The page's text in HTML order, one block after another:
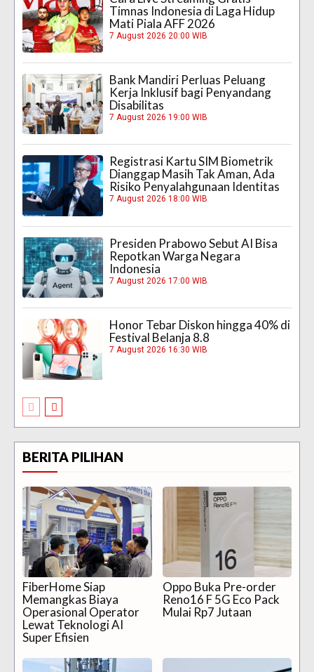
Timnas Indonesia di Laga Hidup
Mati Piala AFF 2026
7 August 2026 20:00 WIB
Bank Mandiri Perluas Peluang
Kerja Inklusif bagi Penyandang
Disabilitas
7 August 2026 19:00 WIB
Registrasi Kartu SIM Biometrik
Dianggap Masih Tak Aman, Ada
Risiko Penyalahgunaan Identitas
7 August 2026 18:00 WIB
Presiden Prabowo Sebut AI Bisa
Repotkan Warga Negara
Indonesia
7 August 2026 17:00 WIB
Honor Tebar Diskon hingga 40% di
Festival Belanja 8.8
7 August 2026 16:30 WIB
BERITA PILIHAN
FiberHome Siap
Memangkas Biaya
Operasional Operator
Lewat Teknologi AI
Super Efisien
Oppo Buka Pre-order
Reno16 F 5G Eco Pack
Mulai Rp7 Jutaan